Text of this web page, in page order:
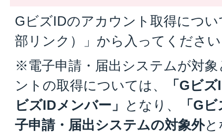
GビズIDのアカウント取得につ
部リンク）」から入ってくださ
※電子申請・届出システムが対
ントの取得については、
「Gビ
ビズIDメンバー」
となり、
「G
子申請・届出システムの対象外と